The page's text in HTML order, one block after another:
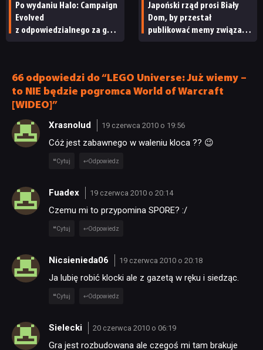
Po wydaniu Halo: Campaign
Evolved
z odpowiedzialnego za grę
Japoński rząd prosi Biały
Dom, by przestał
publikować memy związane
66 odpowiedzi do “LEGO Universe: Już wiemy –
to NIE będzie pogromca World of Warcraft
[WIDEO]”
Xrasnolud 19 czerwca 2010 o 19:56
Cóż jest zabawnego w waleniu kloca ?? 😉
Cytuj Odpowiedz
Fuadex 19 czerwca 2010 o 20:14
Czemu mi to przypomina SPORE? :/
Cytuj Odpowiedz
Nicsienieda06 19 czerwca 2010 o 20:18
Ja lubię robić klocki ale z gazetą w ręku i siedząc.
Cytuj Odpowiedz
Sielecki 20 czerwca 2010 o 06:19
Gra jest rozbudowana ale czegoś mi tam brakuje